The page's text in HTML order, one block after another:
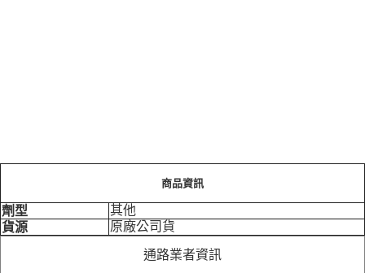
商品資訊
劑型
其他
貨源
原廠公司貨
通路業者資訊